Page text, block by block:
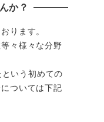
か？
ります。
々様々な分野
いう初めての
ついては下記